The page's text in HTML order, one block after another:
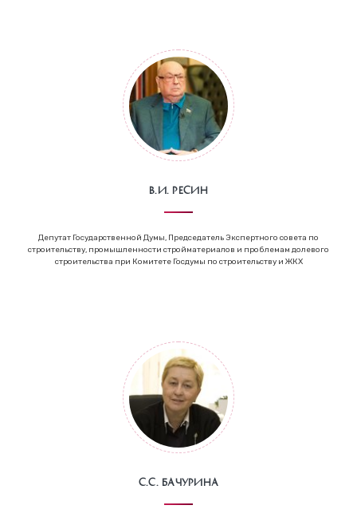
В.И. Ресин
Депутат Государственной Думы, Председатель Экспертного совета по
строительству, промышленности стройматериалов и проблемам долевого
строительства при Комитете Госдумы по строительству и ЖКХ
С.С. Бачурина